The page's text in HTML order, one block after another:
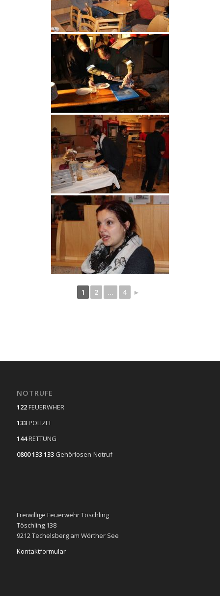
1 2 ... 4 ►
NOTRUFE
122FEUERWHER
133POLIZEI
144RETTUNG
0800 133 133 Gehörlosen-Notruf
Freiwillige Feuerwehr Töschling
Töschling 138
9212 Techelsberg am Wörther See
Kontaktformular